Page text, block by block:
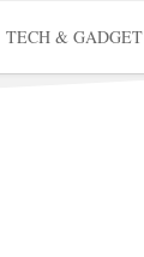
TECH & GADGET